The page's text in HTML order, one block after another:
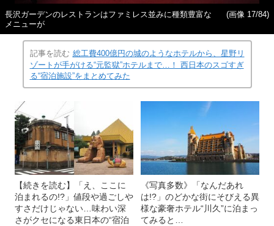
長沢ガーデンのレストランはファミレス並みに種類豊富な
メニューが
(画像 17/84)
記事を読む 総工費400億円の城のようなホテルから、星野リ
ゾートが手がける“元監獄”ホテルまで…！ 西日本のスゴすぎ
る“宿泊施設”をまとめてみた
【続きを読む】「え、ここに
泊まれるの!?」値段や過ごしや
すさだけじゃない…味わい深
さがクセになる東日本の“宿泊
《写真多数》「なんだあれ
は!?」のどかな街にそびえる異
様な豪奢ホテル“川久”に泊まっ
てみると…